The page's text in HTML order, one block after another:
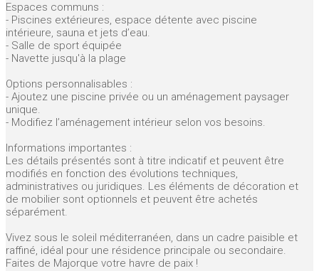
Espaces communs :
- Piscines extérieures, espace détente avec piscine
intérieure, sauna et jets d’eau.
- Salle de sport équipée
- Navette jusqu'à la plage
Options personnalisables :
- Ajoutez une piscine privée ou un aménagement paysager
unique.
- Modifiez l’aménagement intérieur selon vos besoins.
Informations importantes :
Les détails présentés sont à titre indicatif et peuvent être
modifiés en fonction des évolutions techniques,
administratives ou juridiques. Les éléments de décoration et
de mobilier sont optionnels et peuvent être achetés
séparément.
Vivez sous le soleil méditerranéen, dans un cadre paisible et
raffiné, idéal pour une résidence principale ou secondaire.
Faites de Majorque votre havre de paix !